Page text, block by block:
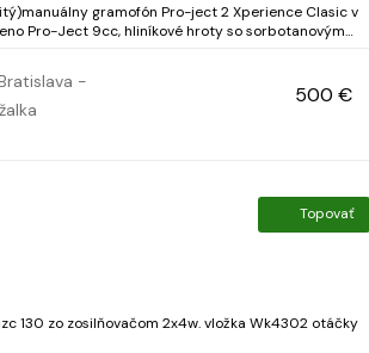
gramofón Pro-ject 2 Xperience Clasic v
Pro-Ject 9cc, hliníkové hroty so sorbotanovým
-
500 €
Topovať
130 zo zosilňovačom 2x4w. vložka Wk4302 otáčky